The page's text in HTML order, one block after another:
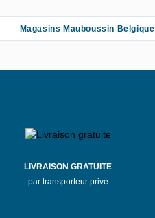
Magasins Mauboussin Belgique
LIVRAISON GRATUITE
par transporteur privé